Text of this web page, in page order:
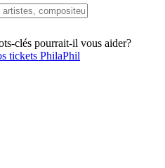
clés pourrait-il vous aider?
tickets PhilaPhil